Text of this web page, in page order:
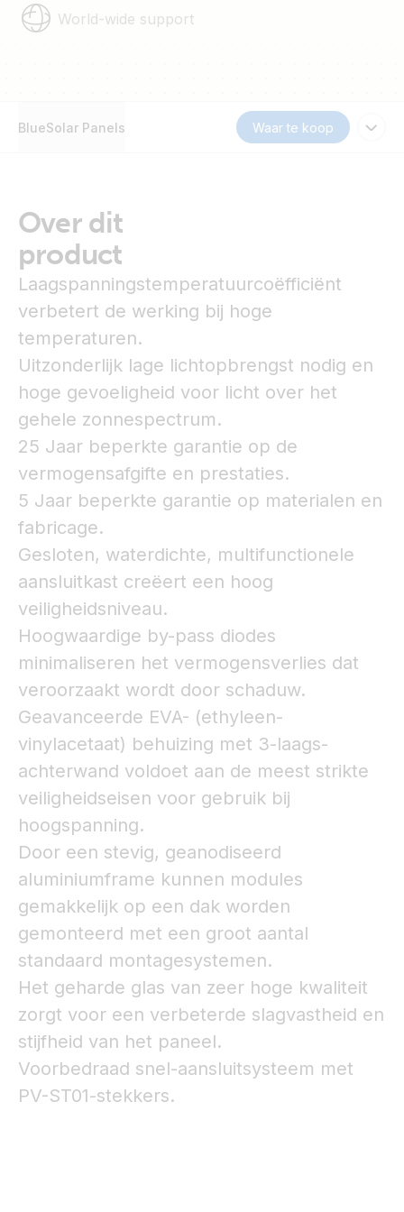
World-wide support
BlueSolar Panels Waar te koop
Over dit
product
Laagspanningstemperatuurcoëfficiënt
verbetert de werking bij hoge
temperaturen.
Uitzonderlijk lage lichtopbrengst nodig en
hoge gevoeligheid voor licht over het
gehele zonnespectrum.
25 Jaar beperkte garantie op de
vermogensafgifte en prestaties.
5 Jaar beperkte garantie op materialen en
fabricage.
Gesloten, waterdichte, multifunctionele
aansluitkast creëert een hoog
veiligheidsniveau.
Hoogwaardige by-pass diodes
minimaliseren het vermogensverlies dat
veroorzaakt wordt door schaduw.
Geavanceerde EVA- (ethyleen-
vinylacetaat) behuizing met 3-laags-
achterwand voldoet aan de meest strikte
veiligheidseisen voor gebruik bij
hoogspanning.
Door een stevig, geanodiseerd
aluminiumframe kunnen modules
gemakkelijk op een dak worden
gemonteerd met een groot aantal
standaard montagesystemen.
Het geharde glas van zeer hoge kwaliteit
zorgt voor een verbeterde slagvastheid en
stijfheid van het paneel.
Voorbedraad snel-aansluitsysteem met
PV-ST01-stekkers.